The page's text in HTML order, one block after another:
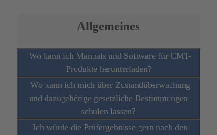
Allgemeines
Wo kann ich Manuals und Software für CMT-
Produkte herunterladen?
Wo kann ich mich über Zustandüberwachung
und dazugehörige gesetzliche Bestimmungen
schulen lassen?
Ich würde die Prüfergebnisse gern nach den